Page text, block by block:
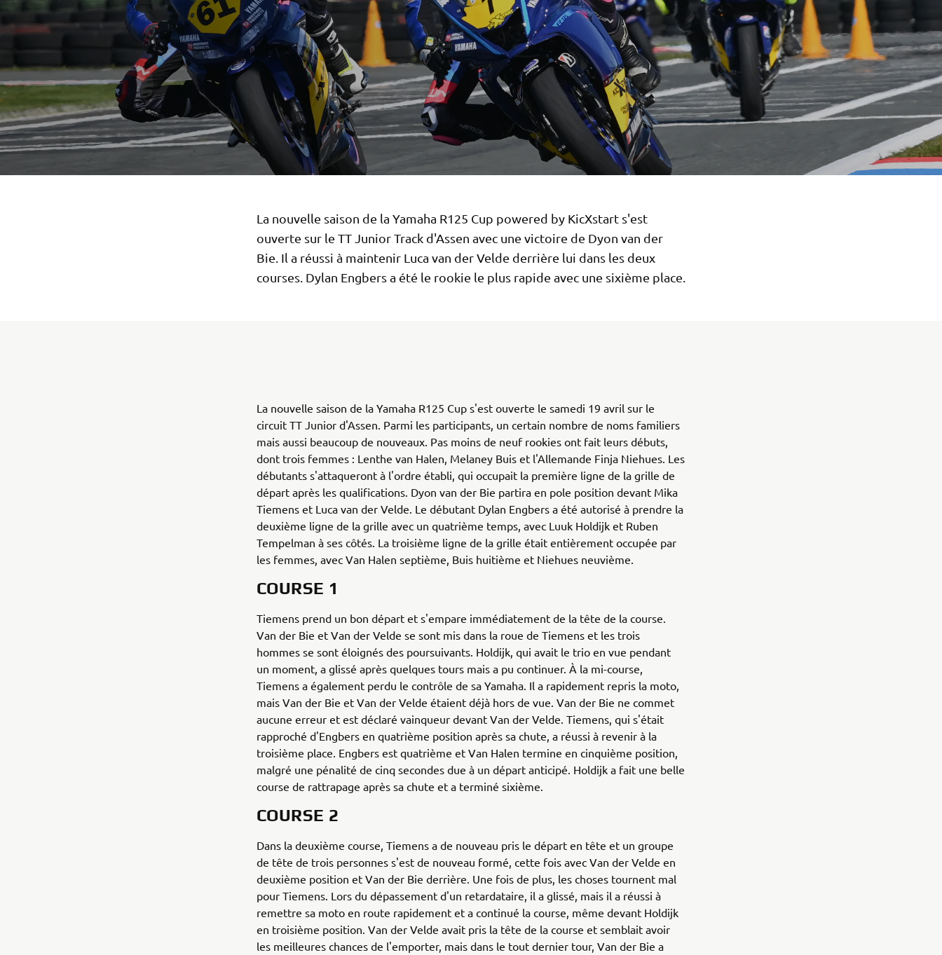
La nouvelle saison de la Yamaha R125 Cup powered by KicXstart s'est
ouverte sur le TT Junior Track d'Assen avec une victoire de Dyon van der
Bie. Il a réussi à maintenir Luca van der Velde derrière lui dans les deux
courses. Dylan Engbers a été le rookie le plus rapide avec une sixième place.
La nouvelle saison de la Yamaha R125 Cup s'est ouverte le samedi 19 avril sur le
circuit TT Junior d'Assen. Parmi les participants, un certain nombre de noms familiers
mais aussi beaucoup de nouveaux. Pas moins de neuf rookies ont fait leurs débuts,
dont trois femmes : Lenthe van Halen, Melaney Buis et l'Allemande Finja Niehues. Les
débutants s'attaqueront à l'ordre établi, qui occupait la première ligne de la grille de
départ après les qualifications. Dyon van der Bie partira en pole position devant Mika
Tiemens et Luca van der Velde. Le débutant Dylan Engbers a été autorisé à prendre la
deuxième ligne de la grille avec un quatrième temps, avec Luuk Holdijk et Ruben
Tempelman à ses côtés. La troisième ligne de la grille était entièrement occupée par
les femmes, avec Van Halen septième, Buis huitième et Niehues neuvième.
COURSE 1
Tiemens prend un bon départ et s'empare immédiatement de la tête de la course.
Van der Bie et Van der Velde se sont mis dans la roue de Tiemens et les trois
hommes se sont éloignés des poursuivants. Holdijk, qui avait le trio en vue pendant
un moment, a glissé après quelques tours mais a pu continuer. À la mi-course,
Tiemens a également perdu le contrôle de sa Yamaha. Il a rapidement repris la moto,
mais Van der Bie et Van der Velde étaient déjà hors de vue. Van der Bie ne commet
aucune erreur et est déclaré vainqueur devant Van der Velde. Tiemens, qui s'était
rapproché d'Engbers en quatrième position après sa chute, a réussi à revenir à la
troisième place. Engbers est quatrième et Van Halen termine en cinquième position,
malgré une pénalité de cinq secondes due à un départ anticipé. Holdijk a fait une belle
course de rattrapage après sa chute et a terminé sixième.
COURSE 2
Dans la deuxième course, Tiemens a de nouveau pris le départ en tête et un groupe
de tête de trois personnes s'est de nouveau formé, cette fois avec Van der Velde en
deuxième position et Van der Bie derrière. Une fois de plus, les choses tournent mal
pour Tiemens. Lors du dépassement d'un retardataire, il a glissé, mais il a réussi à
remettre sa moto en route rapidement et a continué la course, même devant Holdijk
en troisième position. Van der Velde avait pris la tête de la course et semblait avoir
les meilleures chances de l'emporter, mais dans le tout dernier tour, Van der Bie a